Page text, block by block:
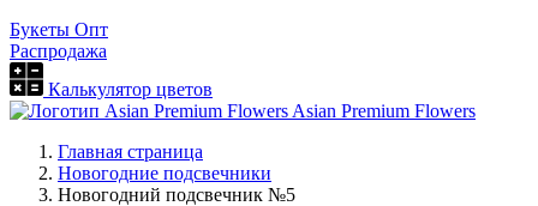
Букеты Опт
Распродажа
Калькулятор цветов
Asian Premium Flowers
Главная страница
Новогодние подсвечники
Новогодний подсвечник №5